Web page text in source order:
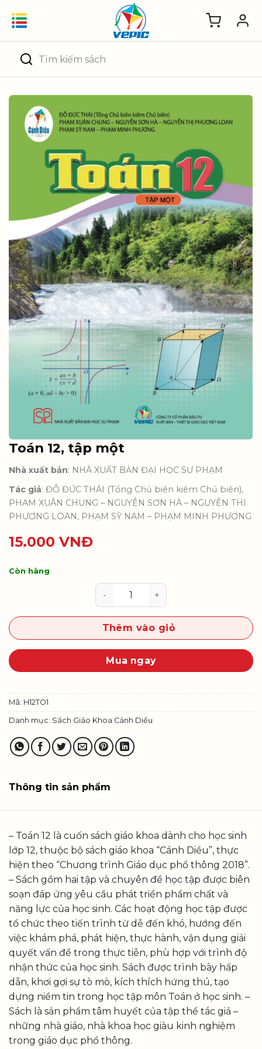
Tìm
kiếm:
Toán 12, tập một
Nhà xuất bản: NHÀ XUẤT BẢN ĐẠI HỌC SƯ PHẠM
Tác giả: ĐỖ ĐỨC THÁI (Tổng Chủ biên kiêm Chủ biên),
PHAM XUÂN CHUNG – NGUYỄN SƠN HÀ – NGUYỄN THI
PHƯƠNG LOAN, PHẠM SỸ NAM – PHẠM MINH PHƯƠNG
15.000 VNĐ
Còn hàng
Toán 12, tập một số lượng
Thêm vào giỏ
Mua ngay
Mã: H12TO1
Danh mục: Sách Giáo Khoa Cánh Diều
Thông tin sản phẩm
– Toán 12 là cuốn sách giáo khoa dành cho học sinh
lớp 12, thuộc bộ sách giáo khoa “Cánh Diều”, thực
hiện theo “Chương trình Giáo dục phổ thông 2018”.
– Sách gồm hai tập và chuyên đề học tập được biên
soạn đáp ứng yêu cầu phát triển phẩm chất và
năng lực của học sinh. Các hoạt động học tập được
tổ chức theo tiến trình từ dễ đến khó, hướng đến
việc khám phá, phát hiện, thực hành, vận dụng giải
quyết vấn đề trong thực tiễn, phù hợp với trình độ
nhận thức của học sinh. Sách được trình bày hấp
dẫn, khơi gợi sự tò mò, kích thích hứng thú, tạo
dựng niềm tin trong học tập môn Toán ở học sinh. –
Sách là sản phẩm tâm huyết của tập thể tác giả –
những nhà giáo, nhà khoa học giàu kinh nghiệm
trong giáo dục phổ thông.